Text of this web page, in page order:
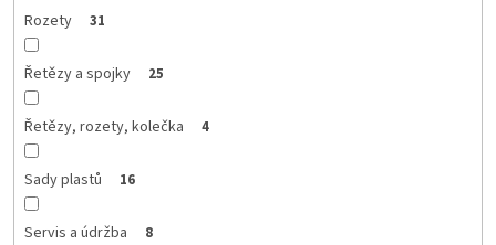
Rozety 31
Řetězy a spojky 25
Řetězy, rozety, kolečka 4
Sady plastů 16
Servis a údržba 8